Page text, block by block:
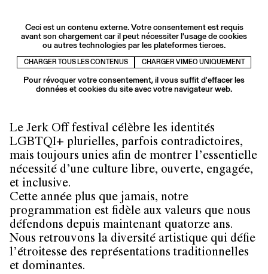
Ceci est un contenu externe. Votre consentement est requis
avant son chargement car il peut nécessiter l'usage de cookies
ou autres technologies par les plateformes tierces.
CHARGER TOUS LES CONTENUS CHARGER VIMEO UNIQUEMENT
Pour révoquer votre consentement, il vous suffit d'effacer les
données et cookies du site avec votre navigateur web.
Le Jerk Off festival célèbre les identités
LGBTQI+ plurielles, parfois contradictoires,
mais toujours unies afin de montrer l’essentielle
nécessité d’une culture libre, ouverte, engagée,
et inclusive.
Cette année plus que jamais, notre
programmation est fidèle aux valeurs que nous
défendons depuis maintenant quatorze ans.
Nous retrouvons la diversité artistique qui défie
l’étroitesse des représentations traditionnelles
et dominantes.